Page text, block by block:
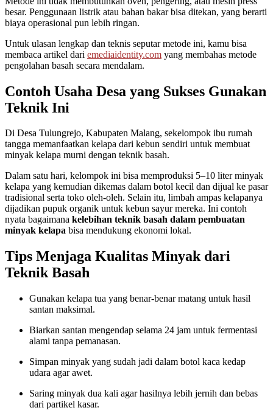
besar. Penggunaan listrik atau bahan bakar bisa ditekan, yang berarti
biaya operasional pun lebih ringan.
Untuk ulasan lengkap dan teknis seputar metode ini, kamu bisa
membaca artikel dari emediaidentity.com yang membahas metode
pengolahan basah secara mendalam.
Contoh Usaha Desa yang Sukses Gunakan
Teknik Ini
Di Desa Tulungrejo, Kabupaten Malang, sekelompok ibu rumah
tangga memanfaatkan kelapa dari kebun sendiri untuk membuat
minyak kelapa murni dengan teknik basah.
Dalam satu hari, kelompok ini bisa memproduksi 5–10 liter minyak
kelapa yang kemudian dikemas dalam botol kecil dan dijual ke pasar
tradisional serta toko oleh-oleh. Selain itu, limbah ampas kelapanya
dijadikan pupuk organik untuk kebun sayur mereka. Ini contoh
nyata bagaimana kelebihan teknik basah dalam pembuatan
minyak kelapa bisa mendukung ekonomi lokal.
Tips Menjaga Kualitas Minyak dari
Teknik Basah
Gunakan kelapa tua yang benar-benar matang untuk hasil
santan maksimal.
Biarkan santan mengendap selama 24 jam untuk fermentasi
alami tanpa pemanasan.
Simpan minyak yang sudah jadi dalam botol kaca kedap
udara agar awet.
Saring minyak dua kali agar hasilnya lebih jernih dan bebas
dari partikel kasar.